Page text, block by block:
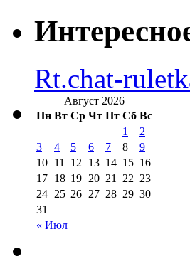
Rt.chat-
Август 2026
Пн Вт Ср Чт Пт Сб Вс
« Июл
1
2
3
4 5 6 7 8
9
10 11 12 13 14 15 16
17 18 19 20 21 22 23
24 25 26 27 28 29 30
31